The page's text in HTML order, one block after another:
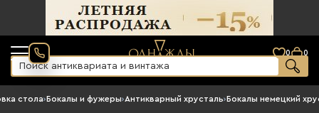
0 0
стола›Бокалы и фужеры›Антикварный хрусталь›Бокалы немецкий